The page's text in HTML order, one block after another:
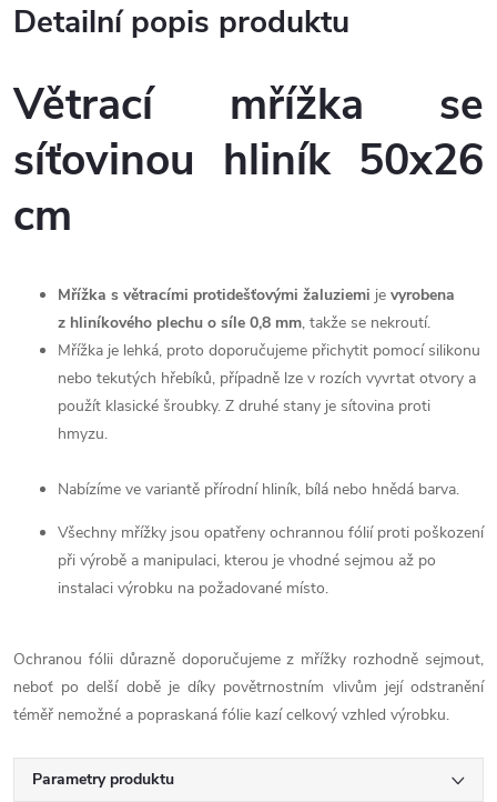
Detailní popis produktu
Větrací mřížka se
síťovinou hliník 50x26
cm
Mřížka s větracími protidešťovými žaluziemi je vyrobena
z hliníkového plechu o síle 0,8 mm, takže se nekroutí.
Mřížka je lehká, proto doporučujeme přichytit pomocí silikonu
nebo tekutých hřebíků, případně lze v rozích vyvrtat otvory a
použít klasické šroubky. Z druhé stany je sítovina proti
hmyzu.
Nabízíme ve variantě přírodní hliník, bílá nebo hnědá barva.
Všechny mřížky jsou opatřeny ochrannou fólií proti poškození
při výrobě a manipulaci, kterou je vhodné sejmou až po
instalaci výrobku na požadované místo.
Ochranou fólii důrazně doporučujeme z mřížky rozhodně sejmout,
neboť po delší době je díky povětrnostním vlivům její odstranění
téměř nemožné a popraskaná fólie kazí celkový vzhled výrobku.
Parametry produktu